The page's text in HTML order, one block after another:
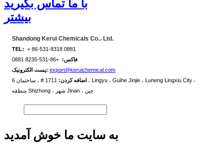
با ما تماس بگیرید
بیشتر
Shandong Kerui Chemicals Co.، Ltd.
TEL: + 86-531-8318 0881
فاکس: +86-531-8235 0881
پست الکترونیک: export@keruichemical.com
اضافه کردن:
1711 # ، ساختمان 6 ، Lingyu ، Guihe Jinjie ، Luneng Lingxiu City ،
منطقه Shizhong ، شهر Jinan ، چین
به سایت ما خوش آمدید